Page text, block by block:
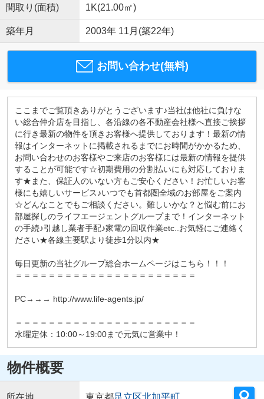
間取り(面積) 1K(21.00㎡)
築年月 2003年 11月(築22年)
お問い合わせ(無料)
ここまでご覧頂きありがとうございます♪当社は他社に負けな
い総合仲介店を目指し、各沿線の各不動産会社様へ直接ご挨拶
に行き最新の物件を頂きお客様へ提供しております！最新の情
報はインターネットに掲載されるまでにお時間がかかるため、
お問い合わせのお客様やご来店のお客様には最新の情報を提供
することが可能です☆初期費用の分割払いにも対応しておりま
す★また、保証人のいない方もご安心ください！お忙しいお客
様にも嬉しいサービス♪いつでも首都圏全域のお部屋をご案内
☆どんなことでもご相談ください。難しいかな？と悩む前にお
部屋探しのライフエージェントグループまで！インターネット
の手続♪引越し業者手配♪家電の回収作業etc..お気軽にご連絡く
ださい★各線主要駅より徒歩1分以内★
毎日更新の当社グループ総合ホームページはこちら！！！
＝＝＝＝＝＝＝＝＝＝＝＝＝＝＝＝＝＝＝＝＝＝
PC→→→ http://www.life-agents.jp/
＝＝＝＝＝＝＝＝＝＝＝＝＝＝＝＝＝＝＝＝＝＝
水曜定休：10:00～19:00まで元気に営業中！
物件概要
所在地